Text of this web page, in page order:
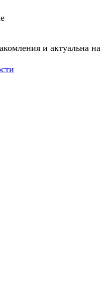
и актуальна на